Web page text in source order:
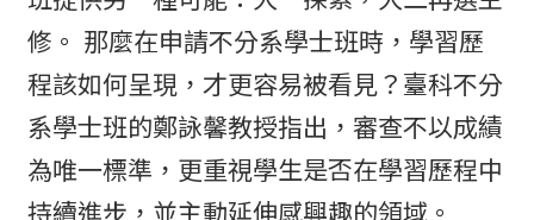
修。 那麼在申請不分系學士班時，學習歷
程該如何呈現，才更容易被看見？臺科不分
系學士班的鄭詠馨教授指出，審查不以成績
為唯一標準，更重視學生是否在學習歷程中
持續進步，並主動延伸感興趣的領域。